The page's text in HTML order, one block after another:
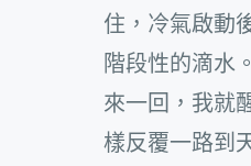
住，冷氣啟動
階段性的滴水
來一回，我就
樣反覆一路到